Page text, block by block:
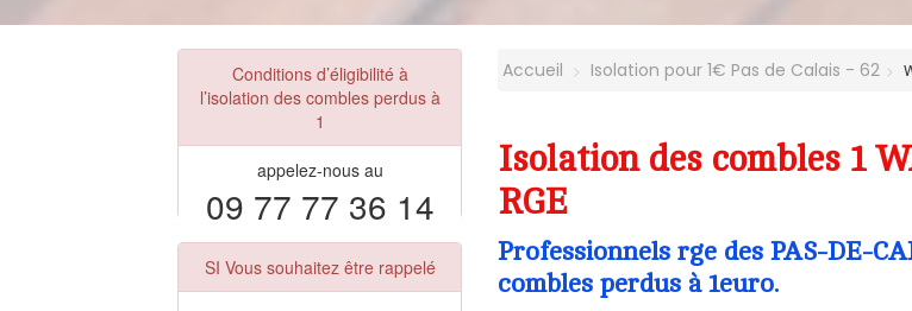
Conditions d’éligibilité à
l’isolation des combles perdus à
1
appelez-nous au
09 77 77 36 14
SI Vous souhaitez être rappelé
Accueil Isolation pour 1€ Pas de Calais - 62
Isolation des combles 1
RGE
Professionnels rge des PAS-DE-
combles perdus à 1euro.